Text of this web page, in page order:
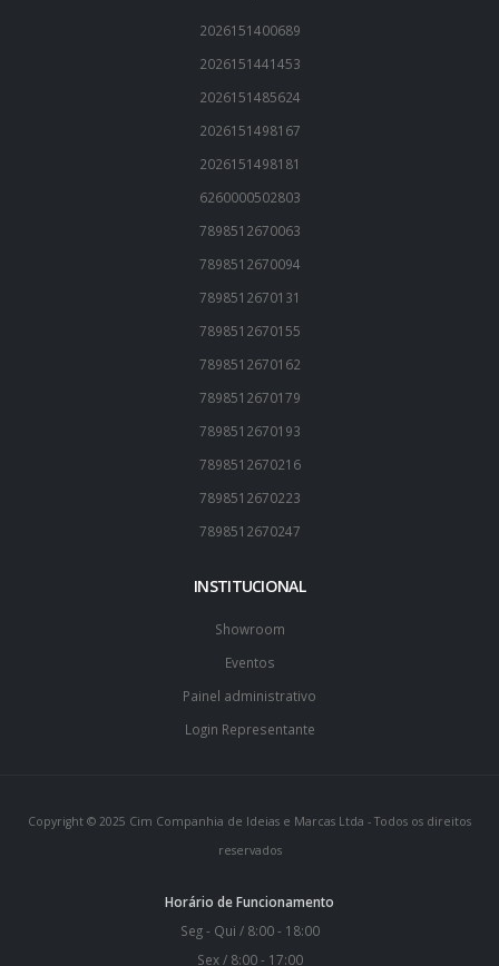
2026151400689
2026151441453
2026151485624
2026151498167
2026151498181
6260000502803
7898512670063
7898512670094
7898512670131
7898512670155
7898512670162
7898512670179
7898512670193
7898512670216
7898512670223
7898512670247
INSTITUCIONAL
Showroom
Eventos
Painel administrativo
Login Representante
Copyright © 2025 Cim Companhia de Ideias e Marcas Ltda - Todos os direitos
reservados
Horário de Funcionamento
Seg - Qui / 8:00 - 18:00
Sex / 8:00 - 17:00